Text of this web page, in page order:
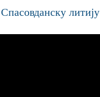
литију